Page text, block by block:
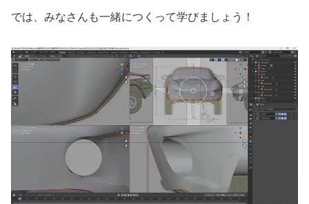
では、みなさんも一緒につくって学びましょう！